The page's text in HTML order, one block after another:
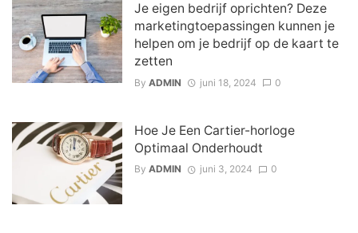
Je eigen bedrijf oprichten? Deze
marketingtoepassingen kunnen je
helpen om je bedrijf op de kaart te
zetten
By ADMIN juni 18, 2024 0
Hoe Je Een Cartier-horloge
Optimaal Onderhoudt
By ADMIN juni 3, 2024 0